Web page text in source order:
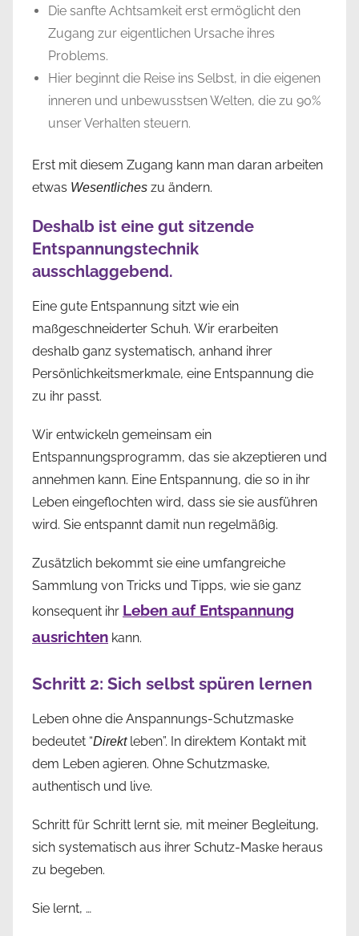
Die sanfte Achtsamkeit erst ermöglicht den
Zugang zur eigentlichen Ursache ihres
Problems.
Hier beginnt die Reise ins Selbst, in die eigenen
inneren und unbewusstsen Welten, die zu 90%
unser Verhalten steuern.
Erst mit diesem Zugang kann man daran arbeiten
etwas Wesentliches zu ändern.
Deshalb ist eine gut sitzende
Entspannungstechnik
ausschlaggebend.
Eine gute Entspannung sitzt wie ein
maßgeschneiderter Schuh. Wir erarbeiten
deshalb ganz systematisch, anhand ihrer
Persönlichkeitsmerkmale, eine Entspannung die
zu ihr passt.
Wir entwickeln gemeinsam ein
Entspannungsprogramm, das sie akzeptieren und
annehmen kann. Eine Entspannung, die so in ihr
Leben eingeflochten wird, dass sie sie ausführen
wird. Sie entspannt damit nun regelmäßig.
Zusätzlich bekommt sie eine umfangreiche
Sammlung von Tricks und Tipps, wie sie ganz
konsequent ihr Leben auf Entspannung
ausrichten kann.
Schritt 2: Sich selbst spüren lernen
Leben ohne die Anspannungs-Schutzmaske
bedeutet “Direktleben”. In direktem Kontakt mit
dem Leben agieren. Ohne Schutzmaske,
authentisch und live.
Schritt für Schritt lernt sie, mit meiner Begleitung,
sich systematisch aus ihrer Schutz-Maske heraus
zu begeben.
Sie lernt, …